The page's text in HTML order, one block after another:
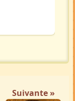
Suivante »